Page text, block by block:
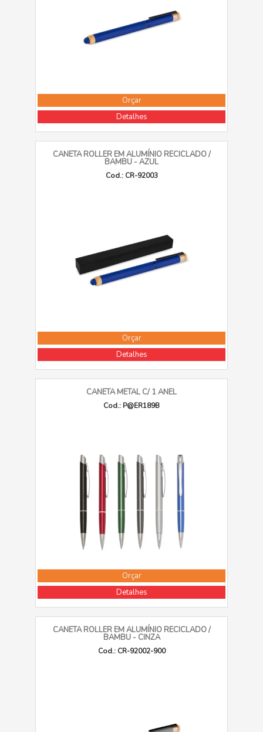
Orçar
Detalhes
CANETA ROLLER EM ALUMÍNIO RECICLADO /
BAMBU - AZUL
Cod.: CR-92003
Orçar
Detalhes
CANETA METAL C/ 1 ANEL
Cod.: P@ER189B
Orçar
Detalhes
CANETA ROLLER EM ALUMÍNIO RECICLADO /
BAMBU - CINZA
Cod.: CR-92002-900